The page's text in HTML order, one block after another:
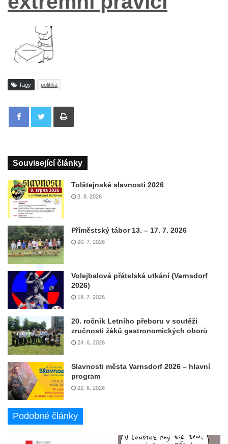
Tagy politika
Tisknout
Související články
Tolštejnské slavnosti 2026
3. 8. 2026
Příměstský tábor 13. – 17. 7. 2026
20. 7. 2026
Volejbalová přátelská utkání (Varnsdorf
2026)
18. 7. 2026
20. ročník Letního přeboru v soutěži
zručnosti žáků gastronomických oborů
24. 6. 2026
Slavnosti města Varnsdorf 2026 – hlavní
program
22. 6. 2026
Podobné články